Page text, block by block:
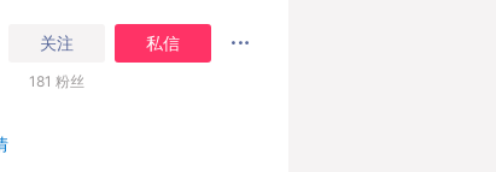
关注 私信
181 粉丝